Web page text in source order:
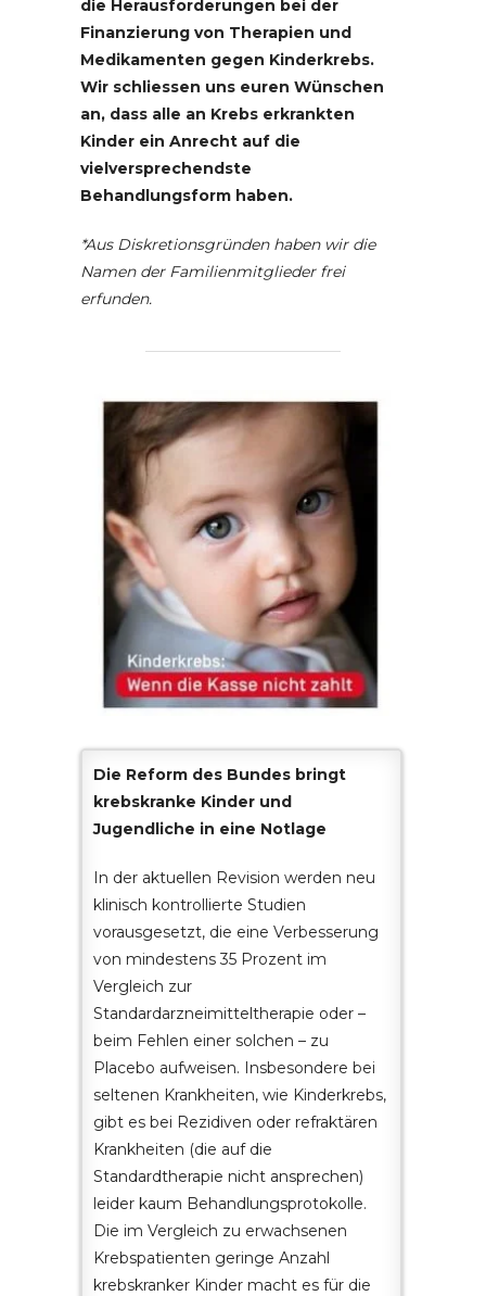
die Herausforderungen bei der
Finanzierung von Therapien und
Medikamenten gegen Kinderkrebs.
Wir schliessen uns euren Wünschen
an, dass alle an Krebs erkrankten
Kinder ein Anrecht auf die
vielversprechendste
Behandlungsform haben.
*Aus Diskretionsgründen haben wir die
Namen der Familienmitglieder frei
erfunden.
Die Reform des Bundes bringt
krebskranke Kinder und
Jugendliche in eine Notlage
In der aktuellen Revision werden neu
klinisch kontrollierte Studien
vorausgesetzt, die eine Verbesserung
von mindestens 35 Prozent im
Vergleich zur
Standardarzneimitteltherapie oder –
beim Fehlen einer solchen – zu
Placebo aufweisen. Insbesondere bei
seltenen Krankheiten, wie Kinderkrebs,
gibt es bei Rezidiven oder refraktären
Krankheiten (die auf die
Standardtherapie nicht ansprechen)
leider kaum Behandlungsprotokolle.
Die im Vergleich zu erwachsenen
Krebspatienten geringe Anzahl
krebskranker Kinder macht es für die